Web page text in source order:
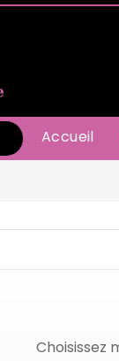
Accueil
Choisissez